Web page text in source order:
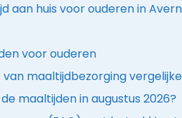
aan huis voor ouderen in
voor ouderen
van maaltijdbezorging
maaltijden in augustus 2026?